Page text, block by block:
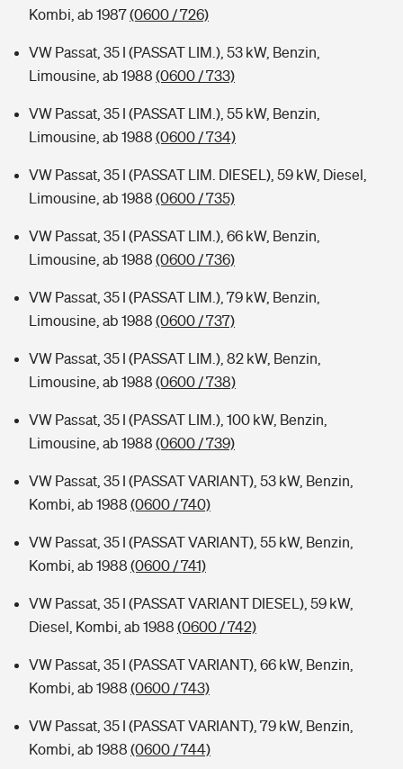
Kombi, ab 1987(0600 / 726)
VW Passat, 35 I (PASSAT LIM.), 53 kW, Benzin,
Limousine, ab 1988 (0600 / 733)
VW Passat, 35 I (PASSAT LIM.), 55 kW, Benzin,
Limousine, ab 1988 (0600 / 734)
VW Passat, 35 I (PASSAT LIM. DIESEL), 59 kW, Diesel,
Limousine, ab 1988 (0600 / 735)
VW Passat, 35 I (PASSAT LIM.), 66 kW, Benzin,
Limousine, ab 1988 (0600 / 736)
VW Passat, 35 I (PASSAT LIM.), 79 kW, Benzin,
Limousine, ab 1988 (0600 / 737)
VW Passat, 35 I (PASSAT LIM.), 82 kW, Benzin,
Limousine, ab 1988 (0600 / 738)
VW Passat, 35 I (PASSAT LIM.), 100 kW, Benzin,
Limousine, ab 1988 (0600 / 739)
VW Passat, 35 I (PASSAT VARIANT), 53 kW, Benzin,
Kombi, ab 1988 (0600 / 740)
VW Passat, 35 I (PASSAT VARIANT), 55 kW, Benzin,
Kombi, ab 1988 (0600 / 741)
VW Passat, 35 I (PASSAT VARIANT DIESEL), 59 kW,
Diesel, Kombi, ab 1988 (0600 / 742)
VW Passat, 35 I (PASSAT VARIANT), 66 kW, Benzin,
Kombi, ab 1988 (0600 / 743)
VW Passat, 35 I (PASSAT VARIANT), 79 kW, Benzin,
Kombi, ab 1988 (0600 / 744)